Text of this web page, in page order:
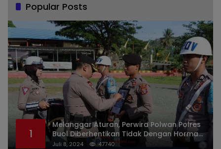
Popular Posts
1
Melanggar Aturan, Perwira Polwan Polres
Buol Diberhentikan Tidak Dengan Hormat
Dari Dinas Kepolisian
Juli 8, 2024 47740